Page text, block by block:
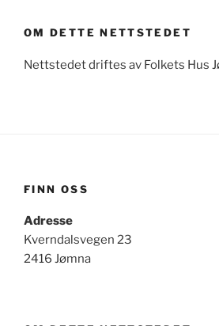
OM DETTE NETTSTEDET
Nettstedet driftes av Folkets Hus
FINN OSS
Adresse
Kverndalsvegen 23
2416 Jømna